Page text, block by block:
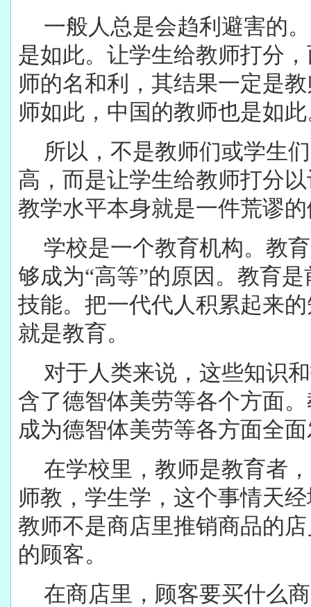
一般人总是会趋利避害的
是如此。让学生给教师打分
师的名和利，其结果一定是
师如此，中国的教师也是如
所以，不是教师们或学生
高，而是让学生给教师打分
教学水平本身就是一件荒谬
学校是一个教育机构。教
够成为“高等”的原因。教育
技能。把一代代人积累起来
就是教育。
对于人类来说，这些知识
含了德智体美劳等各个方面
成为德智体美劳等各方面全
在学校里，教师是教育者
师教，学生学，这个事情天
教师不是商店里推销商品的
的顾客。
在商店里，顾客要买什么